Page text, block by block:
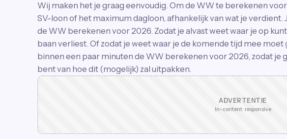
Wij maken het je graag eenvoudig. Om de WW te berekenen
SV-loon of het maximum dagloon, afhankelijk van wat je verdient.
de WW berekenen voor 2026. Zodat je alvast weet waar je op
baan verliest. Of zodat je weet waar je de komende tijd mee moet
binnen een paar minuten de WW berekenen voor 2026, zodat je
bent van hoe dit (mogelijk) zal uitpakken.
ADVERTENTIE
In-content · responsive